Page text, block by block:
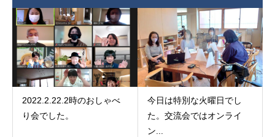
2022.2.22.2時のおしゃべ
り会でした。
今日は特別な火曜日でし
た。交流会ではオンライ
ン...